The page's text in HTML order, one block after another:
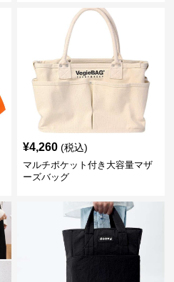
¥4,260 (税込)
マルチポケット付き大容量マザ
ーズバッグ